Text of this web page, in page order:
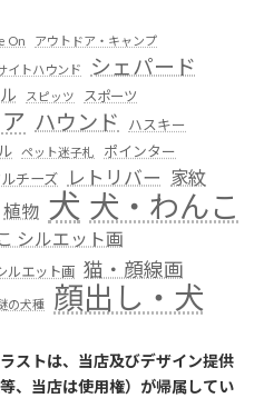
On アウトドア・キャンプ
イトハウンド シェパード
スピッツ スポーツ
ハウンド ハスキー
ペット迷子札 ポインター
チーズ レトリバー 家紋
植物 犬 犬・わんこ
シルエット画
ルエット画 猫・顔線画
の犬種 顔出し・犬
ストは、当店及びデザイン提供
、当店は使用権）が帰属してい